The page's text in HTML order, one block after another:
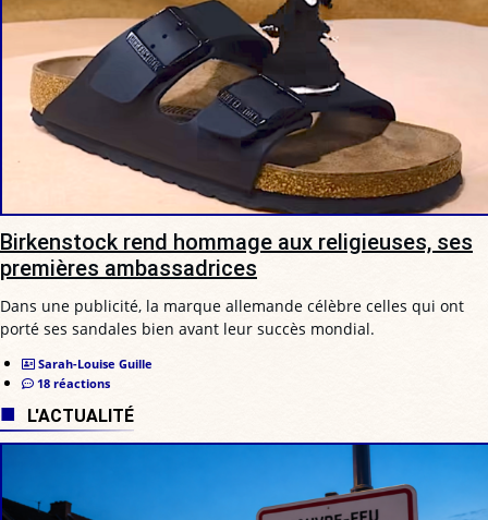
Birkenstock rend hommage aux religieuses, ses
premières ambassadrices
Dans une publicité, la marque allemande célèbre celles qui ont
porté ses sandales bien avant leur succès mondial.
Sarah-Louise Guille
18 réactions
L'ACTUALITÉ